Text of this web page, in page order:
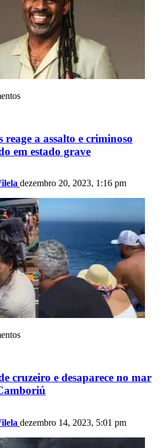
reage a assalto e criminoso
em estado grave
dezembro 20, 2023, 1:16 pm
cruzeiro e desaparece no mar
dezembro 14, 2023, 5:01 pm